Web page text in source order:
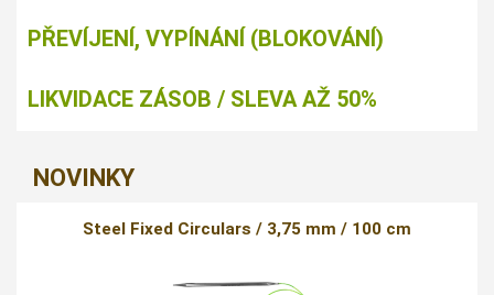
PŘEVÍJENÍ, VYPÍNÁNÍ (BLOKOVÁNÍ)
LIKVIDACE ZÁSOB / SLEVA AŽ 50%
NOVINKY
Steel Fixed Circulars / 3,75 mm / 100 cm